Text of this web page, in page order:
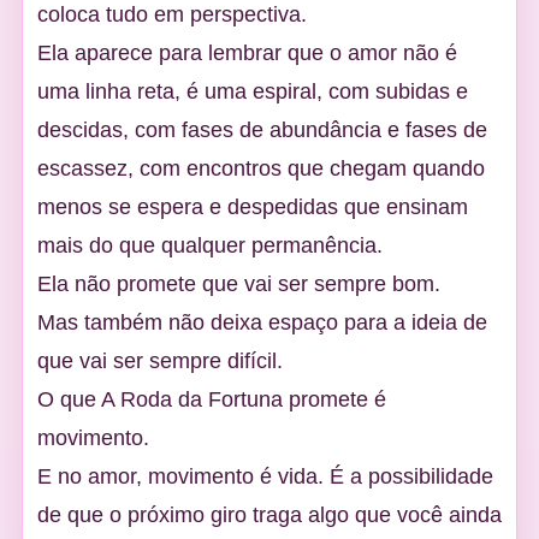
coloca tudo em perspectiva.
Ela aparece para lembrar que o amor não é
uma linha reta, é uma espiral, com subidas e
descidas, com fases de abundância e fases de
escassez, com encontros que chegam quando
menos se espera e despedidas que ensinam
mais do que qualquer permanência.
Ela não promete que vai ser sempre bom.
Mas também não deixa espaço para a ideia de
que vai ser sempre difícil.
O que A Roda da Fortuna promete é
movimento.
E no amor, movimento é vida. É a possibilidade
de que o próximo giro traga algo que você ainda